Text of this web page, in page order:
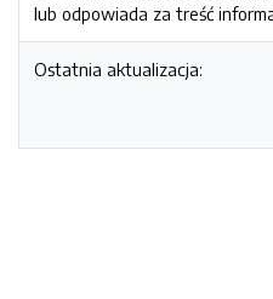
lub odpowiada za treść
Ostatnia aktualizacja: